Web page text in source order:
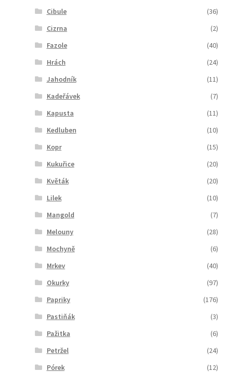
Cibule
(36)
Cizrna
(2)
Fazole
(40)
Hrách
(24)
Jahodník
(11)
Kadeřávek
(7)
Kapusta
(11)
Kedluben
(10)
Kopr
(15)
Kukuřice
(20)
Květák
(20)
Lilek
(10)
Mangold
(7)
Melouny
(28)
Mochyně
(6)
Mrkev
(40)
Okurky
(97)
Papriky
(176)
Pastiňák
(3)
Pažitka
(6)
Petržel
(24)
Pórek
(12)